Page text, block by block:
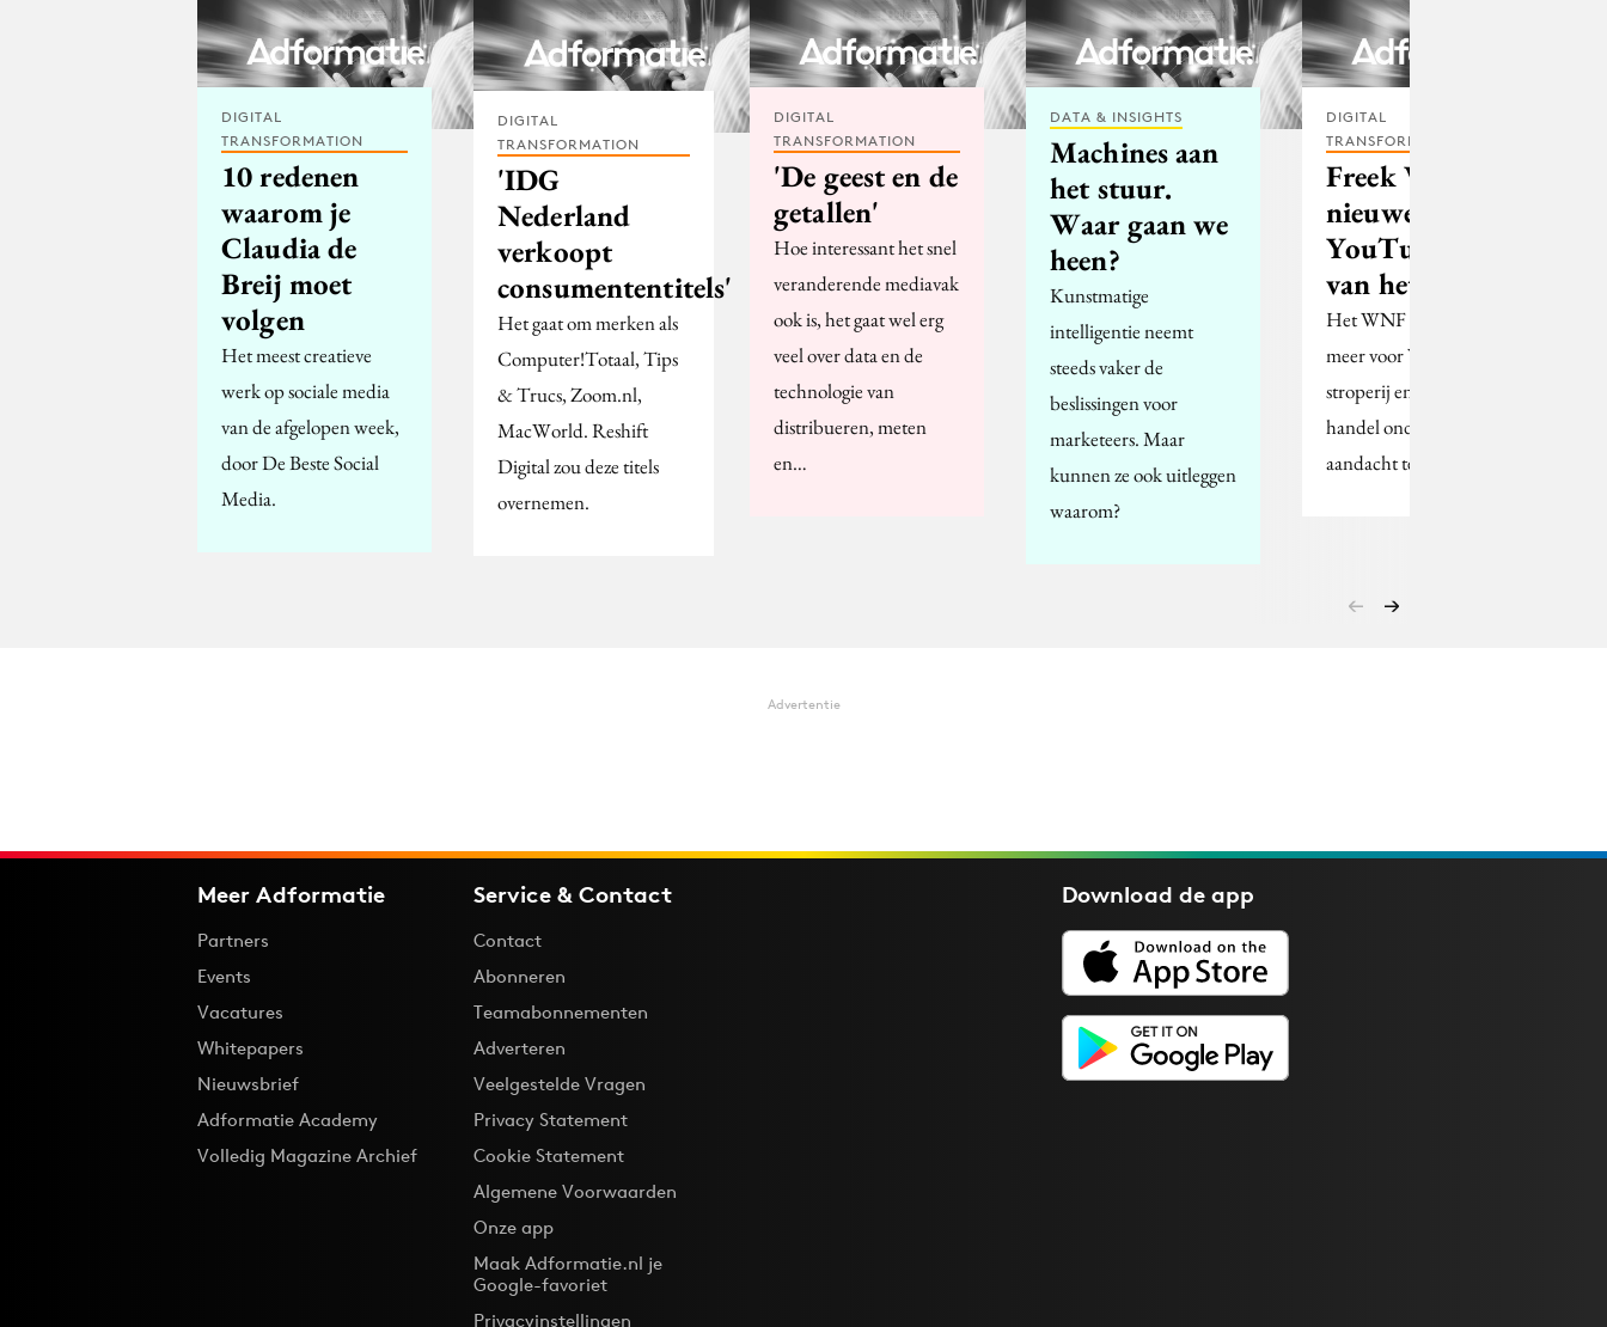
DIGITAL
TRANSFORMATION
10 redenen
waarom je
Claudia de
Breij moet
volgen
Het meest creatieve
werk op sociale media
van de afgelopen week,
door De Beste Social
Media.
DIGITAL
TRANSFORMATION
'IDG
Nederland
verkoopt
consumententitels'
Het gaat om merken als
Computer!Totaal, Tips
& Trucs, Zoom.nl,
MacWorld. Reshift
Digital zou deze titels
overnemen.
DIGITAL
TRANSFORMATION
'De geest en de
getallen'
Hoe interessant het snel
veranderende mediavak
ook is, het gaat wel erg
veel over data en de
technologie van
distribueren, meten
en…
DATA & INSIGHTS
Machines aan
het stuur.
Waar gaan we
heen?
Kunstmatige
intelligentie neemt
steeds vaker de
beslissingen voor
marketeers. Maar
kunnen ze ook uitleggen
waarom?
DIGITAL
TRANSFORMATION
Freek Vonk in
nieuwe
YouTube-serie
van het WNF
Het WNF kiest onder
meer voor YouTube om
stroperij en illegale
handel onder de
aandacht te brengen.
Advertentie
Meer Adformatie
Partners
Events
Vacatures
Whitepapers
Nieuwsbrief
Adformatie Academy
Volledig Magazine Archief
Service & Contact
Contact
Abonneren
Teamabonnementen
Adverteren
Veelgestelde Vragen
Privacy Statement
Cookie Statement
Algemene Voorwaarden
Onze app
Maak Adformatie.nl je
Google-favoriet
Privacyinstellingen
Download deapp